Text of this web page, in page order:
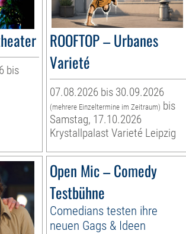
bis
ROOFTOP – Urbanes
Varieté
07.08.2026 bis 30.09.2026
(mehrere Einzeltermine im Zeitraum) bis
Samstag, 17.10.2026
Krystallpalast Varieté Leipzig
Open Mic – Comedy
Testbühne
Comedians testen ihre
neuen Gags & Ideen